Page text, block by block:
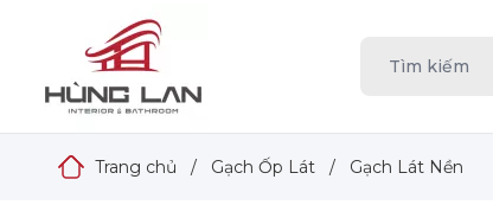
Trang chủ / Gạch Ốp Lát / Gạch Lát Nền